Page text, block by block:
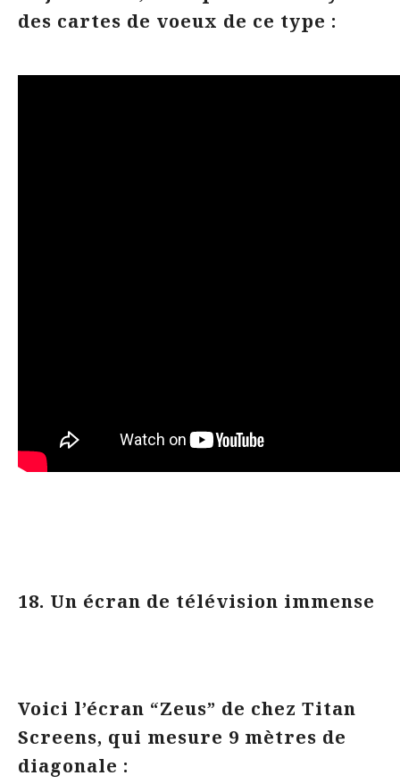
des cartes de voeux de ce type :
18. Un écran de télévision immense
Voici l’écran “Zeus” de chez Titan
Screens, qui mesure 9 mètres de
diagonale :